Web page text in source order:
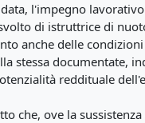
l'impegno lavorativo
di istruttrice di
anche delle
stessa documentate,
reddituale
che, ove la